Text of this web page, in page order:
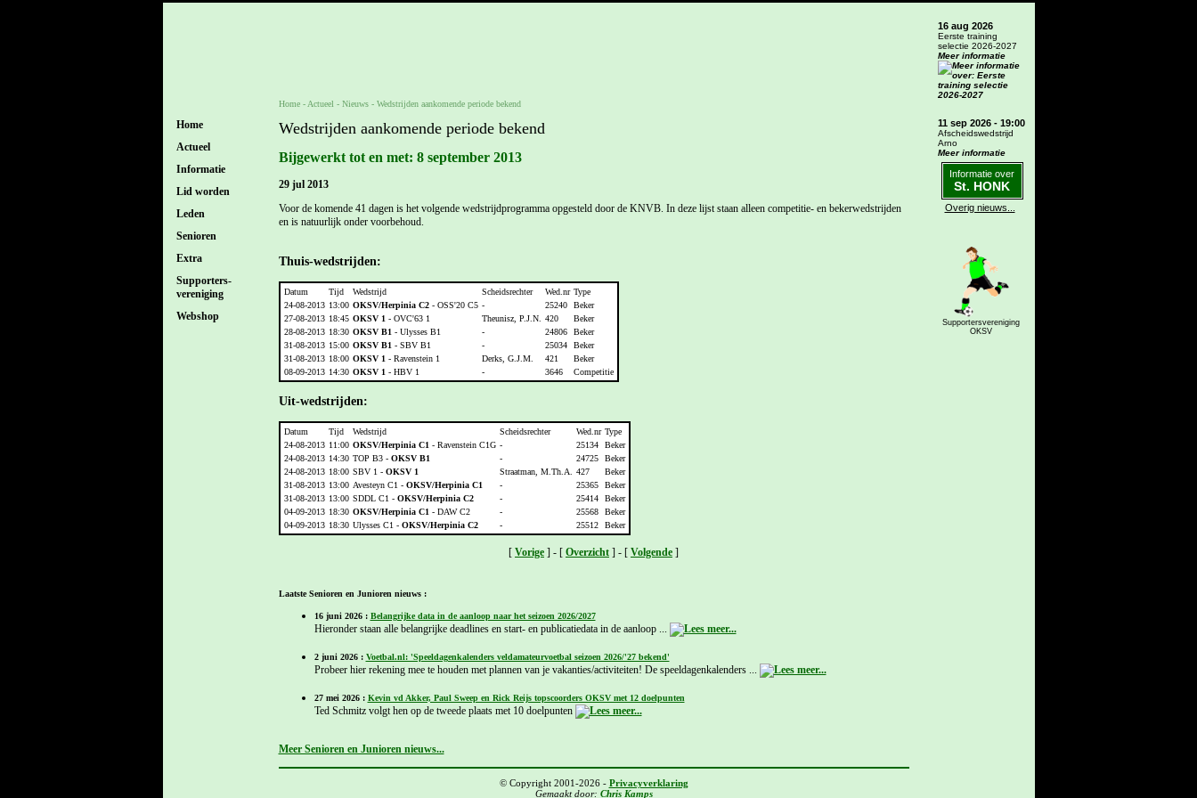
Home
Actueel
Informatie
Lid worden
Leden
Senioren
Extra
Supporters-
vereniging
Webshop
Home- Actueel - Nieuws- Wedstrijden aankomende periode bekend
Wedstrijden aankomende periode bekend
Bijgewerkt tot en met: 8 september 2013
29 jul 2013
Voor de komende 41 dagen is het volgende wedstrijdprogramma opgesteld door de KNVB. In deze lijst staan alleen competitie- en bekerwedstrijden
en is natuurlijk onder voorbehoud.
Thuis-wedstrijden:
Datum Tijd Wedstrijd Scheidsrechter Wed.nr Type
24-08-2013 13:00 OKSV/Herpinia C2- OSS'20 C5 - 25240
Beker
27-08-2013 18:45 OKSV 1 - OVC'63 1 Theunisz, P.J.N. 420
Beker
28-08-2013 18:30 OKSV B1 - Ulysses B1 - 24806
Beker
31-08-2013 15:00 OKSV B1 - SBV B1 - 25034
Beker
31-08-2013 18:00 OKSV 1 - Ravenstein 1 Derks, G.J.M. 421
Beker
08-09-2013 14:30 OKSV 1 - HBV 1 - 3646 Competitie
Uit-wedstrijden:
Datum Tijd Wedstrijd Scheidsrechter Wed.nr Type
24-08-2013 11:00 OKSV/Herpinia C1 - Ravenstein C1G - 25134
Beker
24-08-2013 14:30 TOP B3 - OKSV B1 - 24725
Beker
24-08-2013 18:00 SBV 1 - OKSV 1 Straatman, M.Th.A. 427
Beker
31-08-2013 13:00 Avesteyn C1 - OKSV/Herpinia C1 - 25365
Beker
31-08-2013 13:00 SDDL C1 - OKSV/Herpinia C2 - 25414
Beker
04-09-2013 18:30 OKSV/Herpinia C1 - DAW C2 - 25568
Beker
04-09-2013 18:30 Ulysses C1 - OKSV/Herpinia C2 - 25512 Beker
[ Vorige ] - [ Overzicht ] - [ Volgende ]
Laatste Senioren en Junioren nieuws :
16 juni 2026 : Belangrijke data in de aanloop naar het seizoen 2026/2027
Hieronder staan alle belangrijke deadlines en start- en publicatiedata in de aanloop ...
2 juni 2026 : Voetbal.nl: 'Speeldagenkalenders veldamateurvoetbal seizoen 2026/'27 bekend'
Probeer hier rekening mee te houden met plannen van je vakanties/activiteiten! De speeldagenkalenders ...
27 mei 2026 : Kevin vd Akker, Paul Sweep en Rick Reijs topscoorders OKSV met 12 doelpunten
Ted Schmitz volgt hen op de tweede plaats met 10 doelpunten
Meer Senioren en Junioren nieuws...
© Copyright 2001-2026 - Privacyverklaring
Gemaakt door: Chris Kamps
16 aug 2026
Eerste training
selectie 2026-2027
Meer informatie
11 sep 2026 - 19:00
Afscheidswedstrijd
Arno
Meer informatie
Informatie over
St. HONK
Overig nieuws...
Supportersvereniging
OKSV